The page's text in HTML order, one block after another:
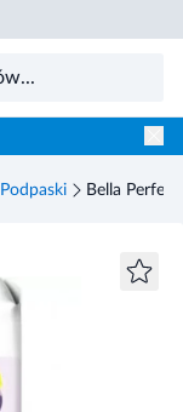
Podpaski Bella